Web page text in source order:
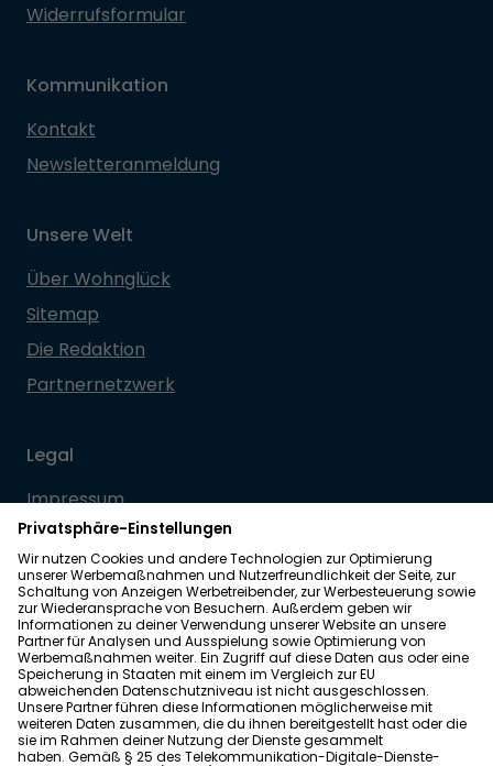
Widerrufsformular
Kommunikation
Kontakt
Newsletteranmeldung
Unsere Welt
Über Wohnglück
Sitemap
Die Redaktion
Partnernetzwerk
Legal
Impressum
Datenschutz
Allgemeine Geschäftsbedingungen
Barrierefreiheit